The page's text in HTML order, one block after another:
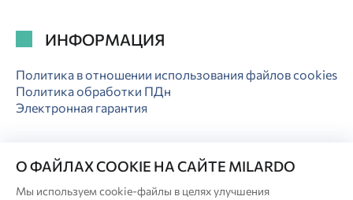
ИНФОРМАЦИЯ
Политика в отношении использования файлов cookies
Политика обработки ПДн
Электронная гарантия
© Milardo
О ФАЙЛАХ COOKIE НА САЙТЕ MILARDO
Мы используем cookie-файлы в целях улучшения